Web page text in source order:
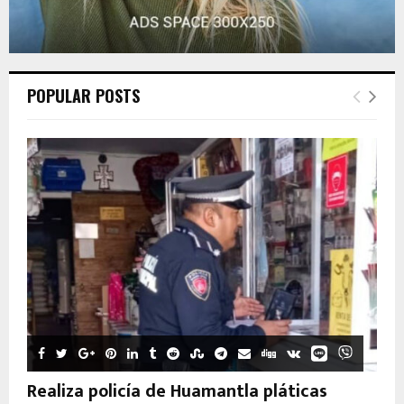
POPULAR POSTS
Realiza policía de Huamantla pláticas